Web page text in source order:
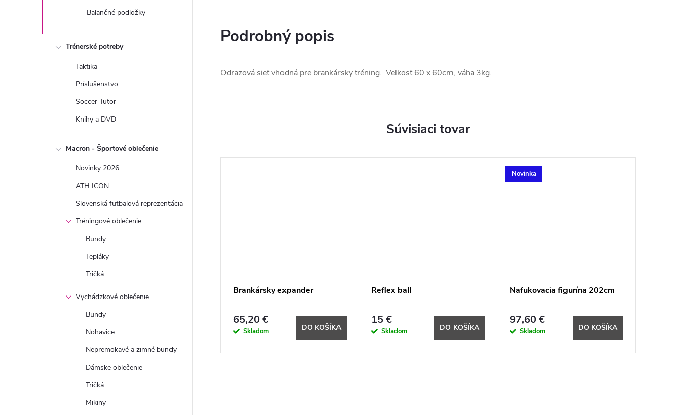
Balančné podložky
Trénerské potreby
Taktika
Príslušenstvo
Soccer Tutor
Knihy a DVD
Macron - Športové oblečenie
Novinky 2026
ATH ICON
Slovenská futbalová reprezentácia
Tréningové oblečenie
Bundy
Tepláky
Tričká
Vychádzkové oblečenie
Bundy
Nohavice
Nepremokavé a zimné bundy
Dámske oblečenie
Tričká
Mikiny
Podrobný popis
Odrazová sieť vhodná pre brankársky tréning. Veľkosť 60 x 60cm, váha 3kg.
Súvisiaci tovar
Brankársky expander
65,20 €
Skladom DO KOŠÍKA
Reflex ball
15 €
Skladom DO KOŠÍKA
Novinka
Nafukovacia figurína 202cm
97,60 €
Skladom DO KOŠÍKA